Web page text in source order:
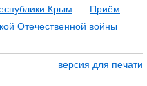
Крым
Приём
Отечественной войны
версия для печати